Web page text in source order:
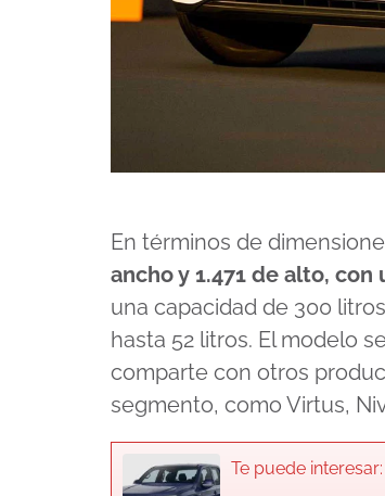
En términos de
ancho y 1.471 de alto,
una capacidad de 300
hasta 52 litros. El modelo
comparte con otros
segmento, como Virtus,
Te puede interesar: